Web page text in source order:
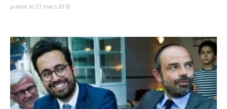
publié le 27 mars 2018